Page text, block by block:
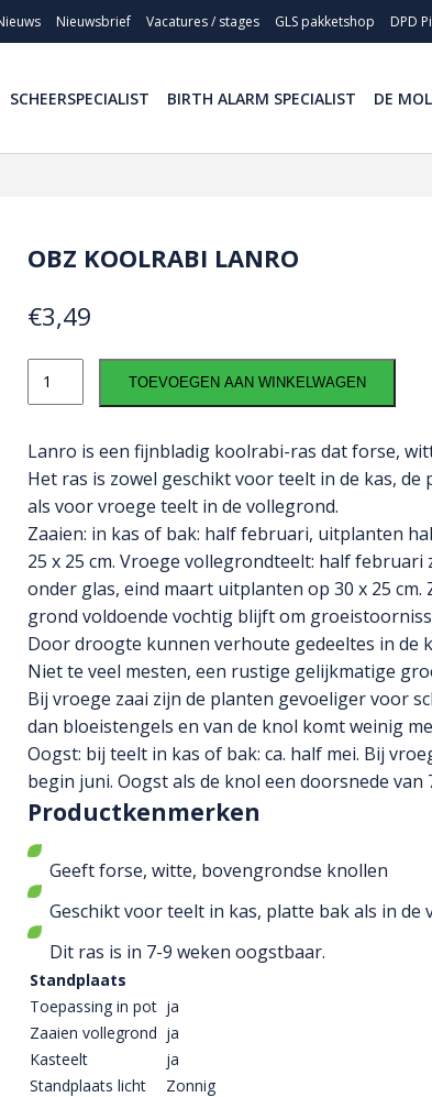
Nieuwsbrief Vacatures / stages GLS pakketshop DPD
SCHEERSPECIALIST BIRTH ALARM SPECIALIST DE
OBZ KOOLRABI LANRO
€3,49
Koolrabi
aantal
TOEVOEGEN AAN WINKELWAGEN
Lanro is een fijnbladig koolrabi-ras dat forse,
Het ras is zowel geschikt voor teelt in de kas, de
als voor vroege teelt in de vollegrond.
Zaaien: in kas of bak: half februari, uitplanten
25 x 25 cm. Vroege vollegrondteelt: half februari
onder glas, eind maart uitplanten op 30 x 25 cm.
grond voldoende vochtig blijft om
Door droogte kunnen verhoute gedeeltes in de
Niet te veel mesten, een rustige gelijkmatige
Bij vroege zaai zijn de planten gevoeliger voor
dan bloeistengels en van de knol komt weinig
Oogst: bij teelt in kas of bak: ca. half mei. Bij
begin juni. Oogst als de knol een doorsnede van
Productkenmerken
Geeft forse, witte, bovengrondse knollen
Geschikt voor teelt in kas, platte bak als in de
Dit ras is in 7-9 weken oogstbaar.
Standplaats
Toepassing in pot ja
Zaaien vollegrond ja
Kasteelt
ja
Standplaats licht
Zonnig